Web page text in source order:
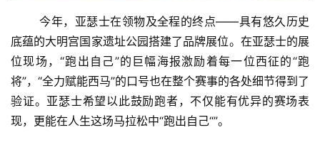
	今年，亚瑟士在领物及全程的终点——具有悠久历史
底蕴的大明宫国家遗址公园搭建了品牌展位。在亚瑟士的展
位现场，“跑出自己”的巨幅海报激励着每一位西征的“跑
将”，“全力赋能西马”的口号也在整个赛事的各处细节得到了
验证。亚瑟士希望以此鼓励跑者，不仅能有优异的赛场表
现，更能在人生这场马拉松中“跑出自己“”。